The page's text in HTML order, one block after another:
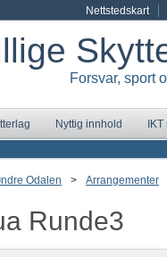
Nettstedskart
Forsvar, sport
Nyttig innhold
Odalen > Arrangementer
Runde3